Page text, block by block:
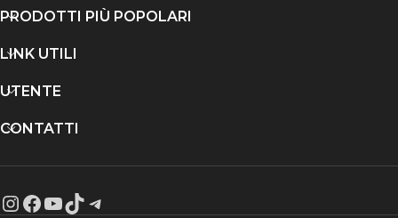
PRODOTTI PIÙ POPOLARI
LINK UTILI
UTENTE
CONTATTI